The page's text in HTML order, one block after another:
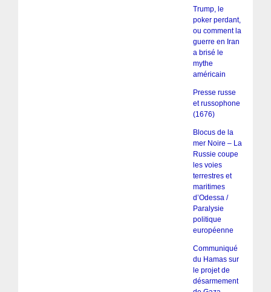
Trump, le
poker perdant,
ou comment la
guerre en Iran
a brisé le
mythe
américain
Presse russe
et russophone
(1676)
Blocus de la
mer Noire – La
Russie coupe
les voies
terrestres et
maritimes
d’Odessa /
Paralysie
politique
européenne
Communiqué
du Hamas sur
le projet de
désarmement